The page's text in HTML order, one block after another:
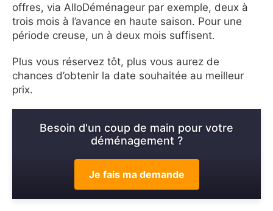
offres, via AlloDéménageur par exemple, deux à
trois mois à l’avance en haute saison. Pour une
période creuse, un à deux mois suffisent.
Plus vous réservez tôt, plus vous aurez de
chances d’obtenir la date souhaitée au meilleur
prix.
Besoin d'un coup de main pour votre
déménagement ?
Je fais ma demande